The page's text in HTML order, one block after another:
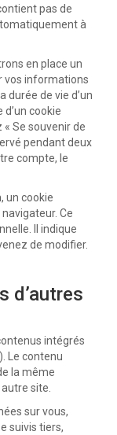
pas de
à
en place un
vos informations
durée de vie d’un
cookie
« Se souvenir de
pendant deux
compte, le
un cookie
Ce
Il indique
de modifier.
d’autres
intégrés
Le contenu
la même
site.
sur vous,
suivis tiers,